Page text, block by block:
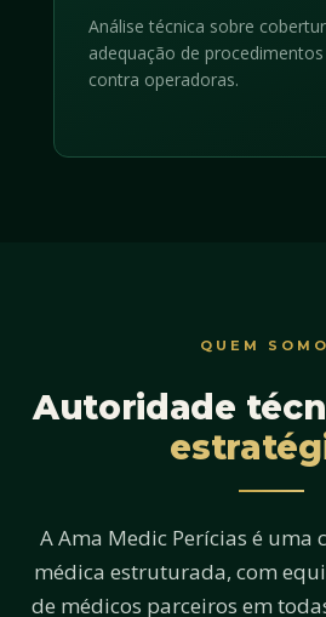
Análise técnica sobre
adequação de
contra operadoras.
QUEM
Autoridade
A Ama Medic Perícias é
médica estruturada, com
de médicos parceiros em